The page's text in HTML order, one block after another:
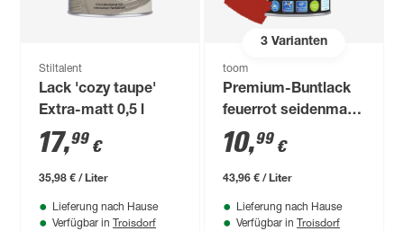
Stiltalent
Lack 'cozy taupe'
Extra-matt 0,5 l
17,99 €
35,98 € / Liter
Lieferung nach Hause
Verfügbar in Troisdorf
3Varianten
toom
Premium-Buntlack
feuerrot seidenmatt
250 ml
10,99 €
43,96 € / Liter
Lieferung nach Hause
Verfügbar in Troisdorf